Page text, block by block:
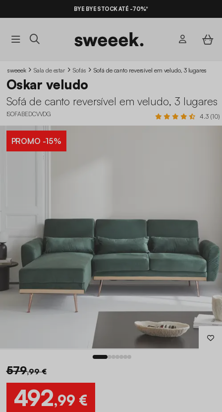
BYE BYE STOCK ATÉ -70%*
sweeek Sala de estar Sofás Sofá de canto reversível em veludo, 3 lugares
Oskar veludo
Sofá de canto reversível em veludo, 3 lugares
ISOFABEDCVVDG 4.3 (10)
PROMO -15%
579,99 €
492,99 €